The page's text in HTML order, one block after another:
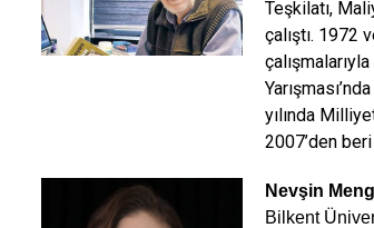
Teşkilatı,
çalıştı. 1972
yılında
2007’den beri
Nevşin
Bilkent